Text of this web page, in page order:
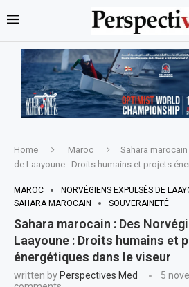
Home Maroc
Sahara
de Laayoune : Droits humains et projets
MAROC
NORVÉGIENS EXPULSÉS DE
SAHARA MAROCAIN
SOUVERAINETÉ
Sahara marocain : Des
Laayoune : Droits humains et
énergétiques dans le viseur
written by Perspectives Med 5